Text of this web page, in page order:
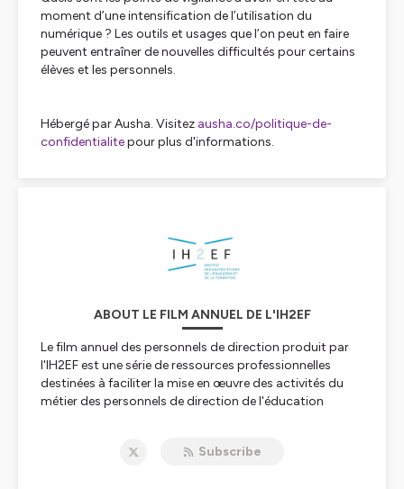
moment d’une intensification de l’utilisation du
numérique ? Les outils et usages que l’on peut en faire
peuvent entraîner de nouvelles difficultés pour certains
élèves et les personnels.
Hébergé par Ausha. Visitez ausha.co/politique-de-
confidentialitepour plus d'informations.
ABOUT LE FILM ANNUEL DE L'IH2EF
Le film annuel des personnels de direction produit par
l'IH2EF est une série de ressources professionnelles
destinées à faciliter la mise en œuvre des activités du
métier des personnels de direction de l'éducation
fiches du film annuel, à travers l'intervention d'experts
Subscribe